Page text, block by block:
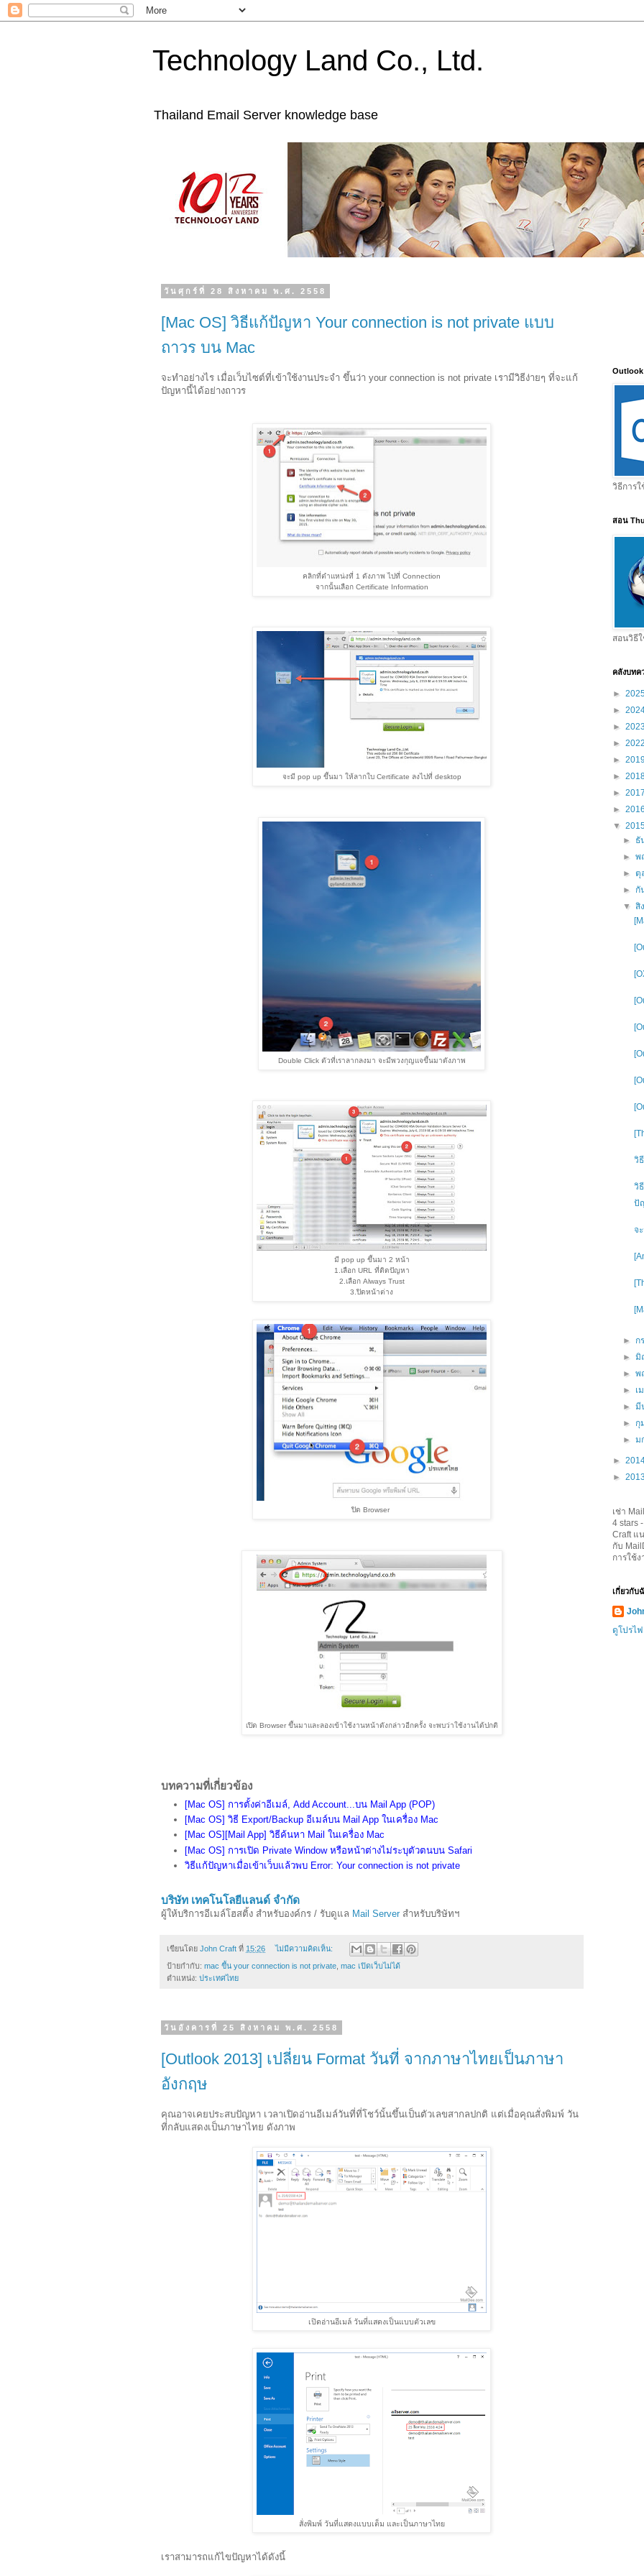
Technology Land Co., Ltd.
Thailand Email Server knowledge base
วันศุกร์ที่ 28 สิงหาคม พ.ศ. 2558
[Mac OS] วิธีแก้ปัญหา Your connection is not private แบบ
ถาวร บน Mac
จะทำอย่างไร เมื่อเว็บไซต์ที่เข้าใช้งานประจำ ขึ้นว่า your connection is not private เรามีวิธีง่ายๆ ที่จะแก้
ปัญหานี้ได้อย่างถาวร
คลิกที่ตำแหน่งที่ 1 ดังภาพ ไปที่ Connection
จากนั้นเลือก Certificate Information
จะมี pop up ขึ้นมา ให้ลากใบ Certificate ลงไปที่ desktop
Double Click ตัวที่เราลากลงมา จะมีพวงกุญแจขึ้นมาดังภาพ
มี pop up ขึ้นมา 2 หน้า
1.เลือก URL ที่ติดปัญหา
2.เลือก Always Trust
3.ปิดหน้าต่าง
ปิด Browser
เปิด Browser ขึ้นมาและลองเข้าใช้งานหน้าดังกล่าวอีกครั้ง จะพบว่าใช้งานได้ปกติ
บทความที่เกี่ยวข้อง
[Mac OS] การตั้งค่าอีเมล์, Add Account...บน Mail App (POP)
[Mac OS] วิธี Export/Backup อีเมล์บน Mail App ในเครื่อง Mac
[Mac OS][Mail App] วิธีค้นหา Mail ในเครื่อง Mac
[Mac OS] การเปิด Private Window หรือหน้าต่างไม่ระบุตัวตนบน Safari
วิธีแก้ปัญหาเมื่อเข้าเว็บแล้วพบ Error: Your connection is not private
บริษัท เทคโนโลยีแลนด์ จำกัด
ผู้ให้บริการอีเมล์โฮสติ้ง สำหรับองค์กร / รับดูแล Mail Server สำหรับบริษัทฯ
เขียนโดย John Craft ที่ 15:26 ไม่มีความคิดเห็น:
ป้ายกำกับ: mac ขึ้น your connection is not private mac เปิดเว็บไม่ได้
ตำแหน่ง: ประเทศไทย
วันอังคารที่ 25 สิงหาคม พ.ศ. 2558
[Outlook 2013] เปลี่ยน Format วันที่ จากภาษาไทยเป็นภาษา
อังกฤษ
คุณอาจเคยประสบปัญหา เวลาเปิดอ่านอีเมล์วันที่ที่โชว์นั้นขึ้นเป็นตัวเลขสากลปกติ แต่เมื่อคุณสั่งพิมพ์ วัน
ที่กลับแสดงเป็นภาษาไทย ดังภาพ
เปิดอ่านอีเมล์ วันที่แสดงเป็นแบบตัวเลข
สั่งพิมพ์ วันที่แสดงแบบเต็ม และเป็นภาษาไทย
เราสามารถแก้ไขปัญหาได้ดังนี้
วิธีการใ
สอน
สอนวิธี
คลังบทค
►
►
► 2023
► 2022
► 2019
►
► 2017
► 2016
▼
► ธั
►พ
►ตุ
► กั
▼สิ
วิ
วิ
ปั
จ
► ก
►มิ
►พ
► เ
►มี
► กุ
►ม
►
► 2013
เช่า
4 stars -
Craft แ
กับ
การใช้
เกี่ยวกับ
ดูโปรไ